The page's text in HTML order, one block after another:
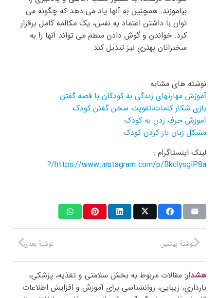
بیاموزند. همچنین به آنها یاد می دهد که چگونه می
توان با داشتن اعتماد به نفس، یک مکالمه کامل برقرار
کرد. خواندن و گوش دادن منظم می تواند آنها را به
سخنرانان بهتری نیز تبدیل کند.
نوشته های مشابه
آموزش مهارتهای زندگی به کودکان با قصه گفتن
بازی شکار کلمات،تقویت سخن گفتن کودک
آموزش حرف زدن به کودک
مشکل زبان باز کردن کودک
لینک اینستاگرام :
https://www.instagram.com/p/BkclysglP8a/?
نوشتهٔ بعدی نوشتهٔ پیشین
هشدار: مقالات مربوط به بخش سلامتی و تغذیه، پزشکی،
بارداری، زیبایی، روانشناسی برای آموزش و افزایش اطلاعات